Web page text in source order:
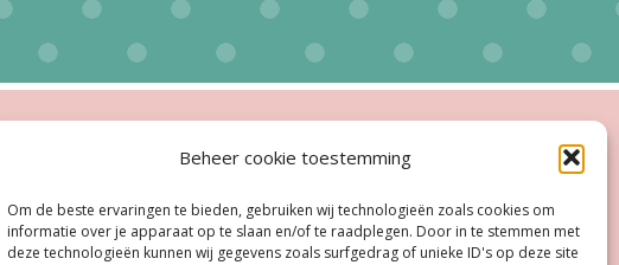
Beheer cookie toestemming
Om de beste ervaringen te bieden, gebruiken wij technologieën zoals cookies om
informatie over je apparaat op te slaan en/of te raadplegen. Door in te stemmen met
deze technologieën kunnen wij gegevens zoals surfgedrag of unieke ID's op deze site
variaties.
Deze
worden
op
meerdere
variaties.
Deze
optie
kan
gekozen
worden
Di, Woe, Do:11.00 - 18.00 uur